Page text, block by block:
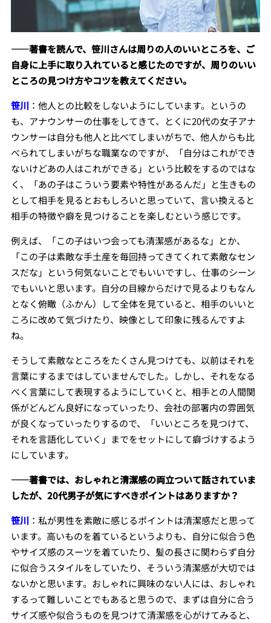
――著書を読んで、笹川さんは周りの人のいいところを、ご
自身に上手に取り入れていると感じたのですが、周りのいい
ところの見つけ方やコツを教えてください。
笹川 ：他人との比較をしないようにしています。というの
も、アナウンサーの仕事をしてきて、とくに20代の女子アナ
ウンサーは自分も他人と比べてしまいがちで、他人からも比
べられてしまいがちな職業なのですが、「自分はこれができ
ないけどあの人はこれができる」という比較をするのではな
く、「あの子はこういう要素や特性があるんだ」と生きもの
として相手を見るとおもしろいと思っていて、言い換えると
相手の特徴や癖を見つけることを楽しむという感じです。
例えば、「この子はいつ会っても清潔感があるな」とか、
「この子は素敵な手土産を毎回持ってきてくれて素敵なセン
スだな」という何気ないことでもいいですし、仕事のシーン
でもいいと思います。自分の目線からだけで見るよりもなん
となく俯瞰（ふかん）して全体を見ていると、相手のいいと
ころに改めて気づけたり、映像として印象に残るんですよ
ね。
そうして素敵なところをたくさん見つけても、以前はそれを
言葉にするまではしていませんでした。しかし、それをなる
べく言葉にして表現するようにしていくと、相手との人間関
係がどんどん良好になっていったり、会社の部署内の雰囲気
が良くなっていったりするので、「いいところを見つけて、
それを言語化していく」までをセットにして癖づけするよう
にしています。
――著書では、おしゃれと清潔感の両立ついて話されていま
したが、20代男子が気にすべきポイントはありますか？
笹川 ：私が男性を素敵に感じるポイントは清潔感だと思って
います。高いものを着ているというよりも、自分に似合う色
やサイズ感のスーツを着ていたり、髪の長さに関わらず自分
に似合うスタイルをしていたり、そういう清潔感が大切では
ないかと思います。おしゃれに興味のない人には、おしゃれ
するって難しいことでもあると思うので、まずは自分に合う
サイズ感や似合うものを見つけて清潔感を心がけてみると、